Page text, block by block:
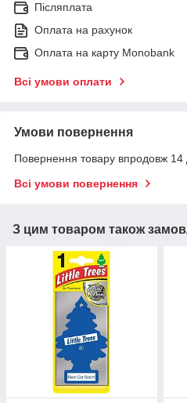
Післяплата
Оплата на рахунок
Оплата на карту Monobank
Всі умови оплати
Умови повернення
Повернення товару впродовж 14
Всі умови повернення
З цим товаром також